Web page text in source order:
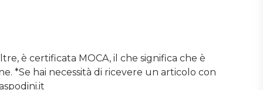
è certificata MOCA, il che significa che è
*Se hai necessità di ricevere un articolo con